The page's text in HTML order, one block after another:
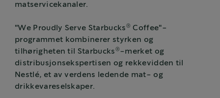
matservicekanaler.
"We Proudly Serve Starbucks ® Coffee"-
programmet kombinerer styrken og
tilhørigheten til Starbucks ® -merket og
distribusjonsekspertisen og rekkevidden til
Nestlé, et av verdens ledende mat- og
drikkevareselskaper.